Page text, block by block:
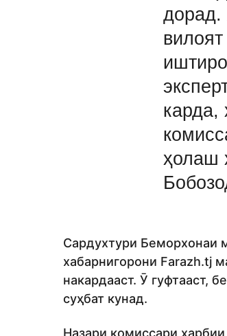
дорад.
карда,
ҳолаш
Сардухтури Беморхонаи
хабарнигорони Farazh.tj
накардааст. Ӯ гуфтааст,
суҳбат кунад.
Назари комиссари